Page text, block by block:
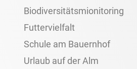
Biodiversitätsmionitoring
Futtervielfalt
Schule am Bauernhof
Urlaub auf der Alm